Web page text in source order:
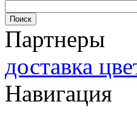
Партнеры
доставка
Навигация